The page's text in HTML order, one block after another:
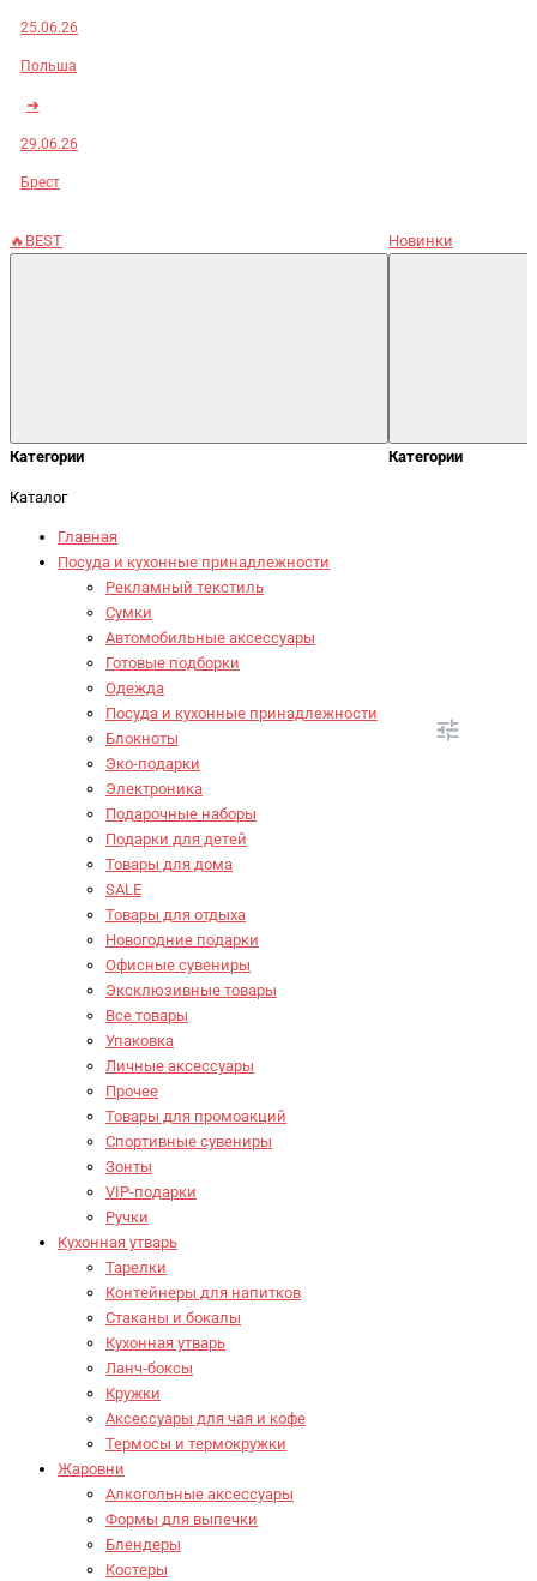
25.06.26
Польша
➜
29.06.26
Брест
🔥BEST
Категории
Новинки
Категории
Каталог
Главная
Посуда и кухонные принадлежности
Рекламный текстиль
Сумки
Автомобильные аксессуары
Готовые подборки
Одежда
Посуда и кухонные принадлежности
Блокноты
Эко-подарки
Электроника
Подарочные наборы
Подарки для детей
Товары для дома
SALE
Товары для отдыха
Новогодние подарки
Офисные сувениры
Эксклюзивные товары
Все товары
Упаковка
Личные аксессуары
Прочее
Товары для промоакций
Спортивные сувениры
Зонты
VIP-подарки
Ручки
Кухонная утварь
Тарелки
Контейнеры для напитков
Стаканы и бокалы
Кухонная утварь
Ланч-боксы
Кружки
Аксессуары для чая и кофе
Термосы и термокружки
Жаровни
Алкогольные аксессуары
Формы для выпечки
Блендеры
Костеры